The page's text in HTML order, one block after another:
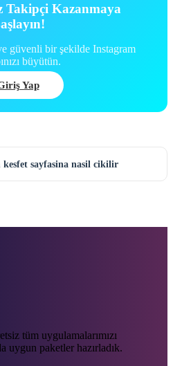
Takipçi Kazanmaya
güvenli bir şekilde Instagram
büyütün.
Yap
kesfet sayfasina nasil cikilir
tüm uygulamalarımızı
uygun paketler hazırladık.